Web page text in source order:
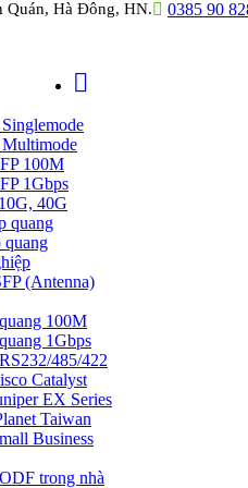
Quán, Hà Đông, HN. 0385 90
100M
1Gbps
40G
quang
quang
(Antenna)
100M
1Gbps
485/422
Catalyst
EX Series
Taiwan
Business
trong nhà